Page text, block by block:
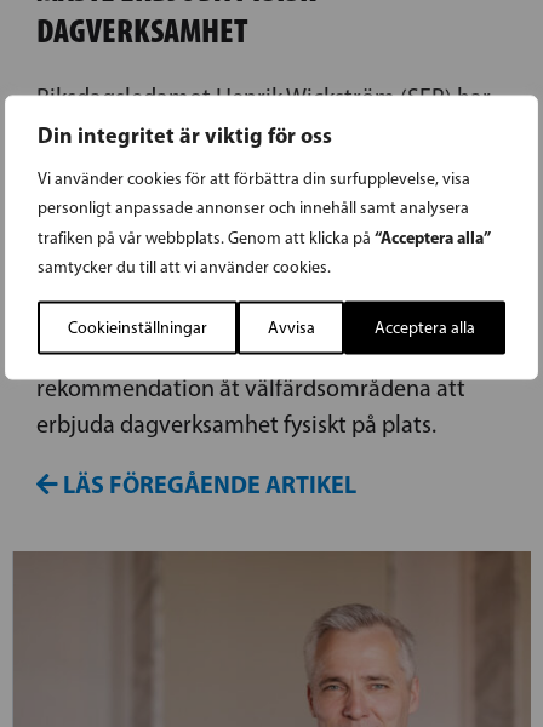
Din integritet är viktig för oss
Vi använder cookies för att förbättra din surfupplevelse, visa
personligt anpassade annonser och innehåll samt analysera
trafiken på vår webbplats. Genom att klicka på “Acceptera alla”
samtycker du till att vi använder cookies.
Cookieinställningar Avvisa Acceptera alla
DAGVERKSAMHET
Riksdagsledamot Henrik Wickström (SFP) har
igår lämnat in ett skriftligt spörsmål, riktat till
social-och hälsovårdsministeriet. Wickström
oroar sig för trenden att dagverksamhet för
seniorer i högre grad ordnas på distans i
välfärdsområdena. I spörsmålet frågar
Wickström om social-och
hälsovårdsministeriet kan ge en
rekommendation åt välfärdsområdena att
erbjuda dagverksamhet fysiskt på plats.
LÄS FÖREGÅENDE ARTIKEL